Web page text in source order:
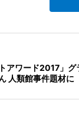
アワード2017」グ
人類館事件題材に